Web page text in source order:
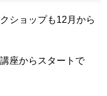
ショップも12月から
座からスタートで